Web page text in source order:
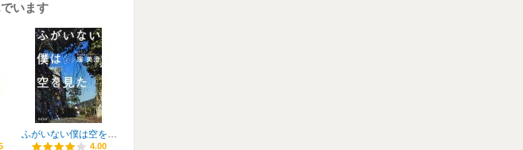
います
ふがいない僕は空を見た
4.00
4.00